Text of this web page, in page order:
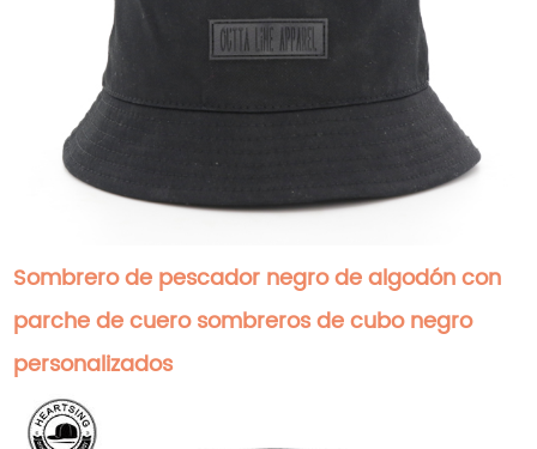
Sombrero de pescador negro de algodón con
parche de cuero sombreros de cubo negro
personalizados